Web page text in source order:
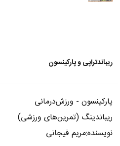
ریباندتراپی و پارکینسون
پارکینسون - ورزش‌درمانی
ریباندینگ (تمرین‌های ورزشی)
نویسنده:مریم فیجانی